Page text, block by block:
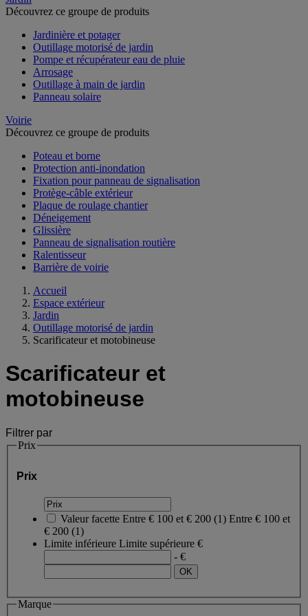
Découvrez ce groupe de produits
Jardinière et potager
Outillage motorisé de jardin
Pompe et récupérateur eau de pluie
Arrosage
Outillage à main de jardin
Panneau solaire
Voirie
Découvrez ce groupe de produits
Poteau et borne
Protection anti-inondation
Fixation pour panneau de signalisation
Protège-câble extérieur
Plaque de roulage chantier
Déneigement
Glissière
Panneau de signalisation routière
Ralentisseur
Barrière de voirie
Accueil
Espace extérieur
Jardin
Outillage motorisé de jardin
Scarificateur et motobineuse
Scarificateur et
motobineuse
Filtrer par
Prix
Prix
Valeur facette Entre € 100 et € 200 (1) Entre € 100 et
€ 200 (1)
Limite inférieure Limite supérieure €
- €
Marque